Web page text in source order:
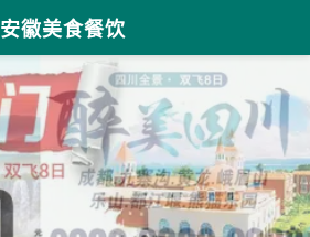
安徽美食餐饮